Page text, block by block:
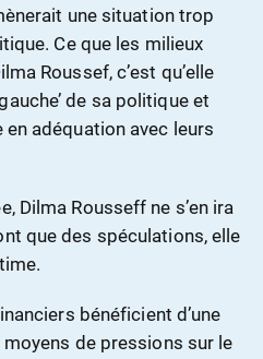
une situation trop
Ce que les milieux
Roussef, c’est qu’elle
de sa politique et
en adéquation avec leurs
Dilma Rousseff ne s’en ira
que des spéculations, elle
bénéficient d’une
de pressions sur le